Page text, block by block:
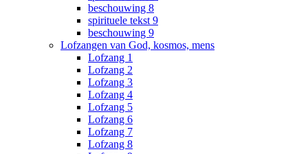
beschouwing 8
spirituele tekst 9
beschouwing 9
Lofzangen van God, kosmos, mens
Lofzang 1
Lofzang 2
Lofzang 3
Lofzang 4
Lofzang 5
Lofzang 6
Lofzang 7
Lofzang 8